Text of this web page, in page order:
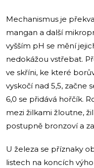
Mechanismus je
mangan a další
vyšším pH se mění
nedokážou vstřebat.
ve skříni, ke které
vyskočí nad 5,5, začne
6,0 se přidává hořčík.
mezi žilkami žloutne,
postupně bronzoví a
U železa se příznaky
listech na koncích